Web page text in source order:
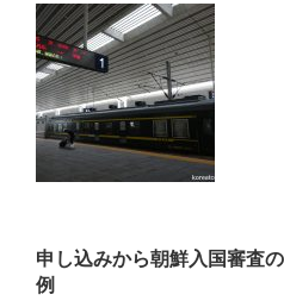
申し込みから朝鮮入国審査
例